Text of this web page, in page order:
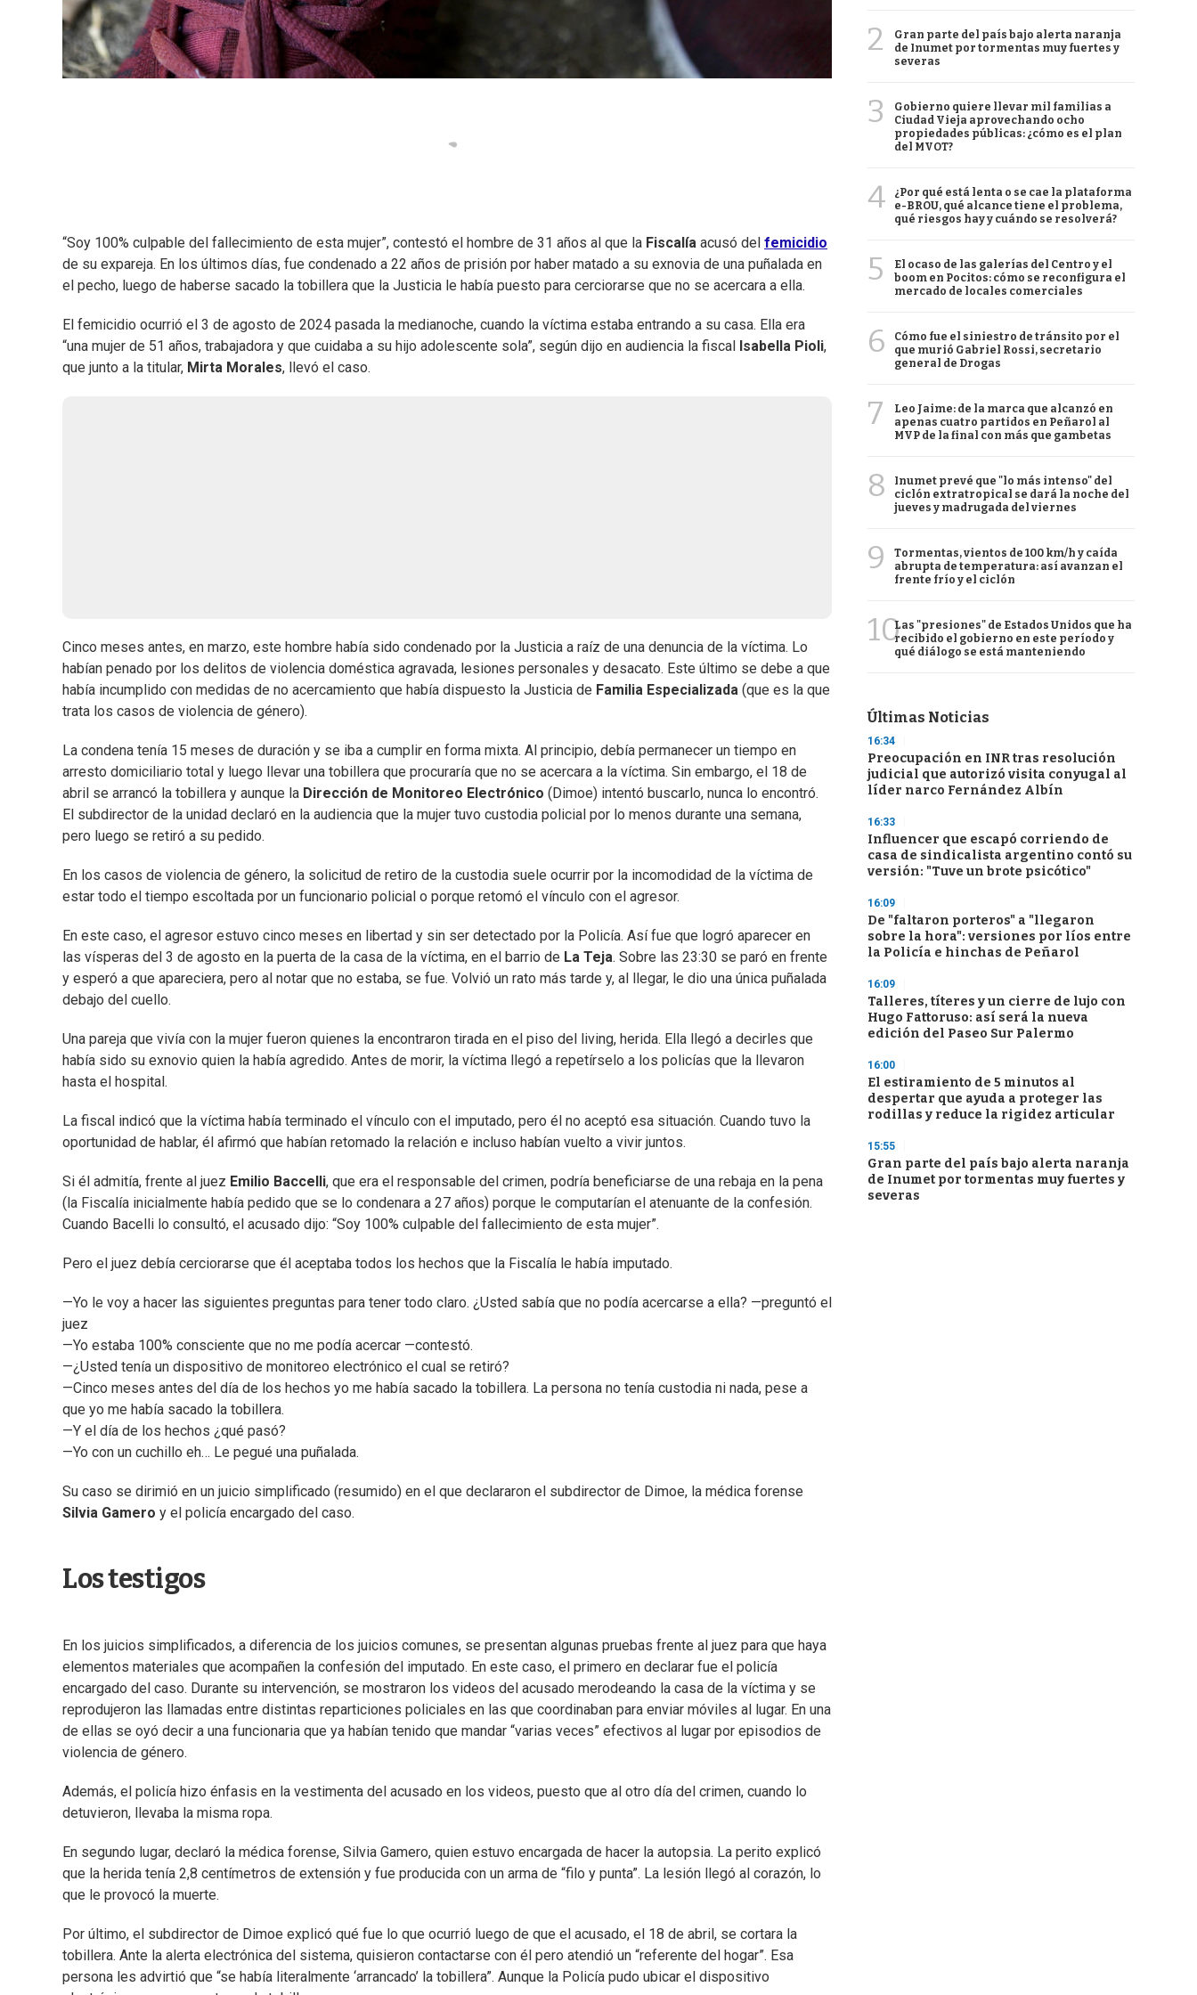
“Soy 100% culpable del fallecimiento de esta mujer”, contestó el hombre de 31 años al que la Fiscalía acusó del femicidio
de su expareja. En los últimos días, fue condenado a 22 años de prisión por haber matado a su exnovia de una puñalada en
el pecho, luego de haberse sacado la tobillera que la Justicia le había puesto para cerciorarse que no se acercara a ella.
El femicidio ocurrió el 3 de agosto de 2024 pasada la medianoche, cuando la víctima estaba entrando a su casa. Ella era
“una mujer de 51 años, trabajadora y que cuidaba a su hijo adolescente sola”, según dijo en audiencia la fiscal
Isabella Pioli,
que junto a la titular, Mirta Morales, llevó el caso.
Cinco meses antes, en marzo, este hombre había sido condenado por la Justicia a raíz de una denuncia de la víctima. Lo
habían penado por los delitos de violencia doméstica agravada, lesiones personales y desacato. Este último se debe a que
había incumplido con medidas de no acercamiento que había dispuesto la Justicia de Familia Especializada (que es la que
trata los casos de violencia de género).
La condena tenía 15 meses de duración y se iba a cumplir en forma mixta. Al principio, debía permanecer un tiempo en
arresto domiciliario total y luego llevar una tobillera que procuraría que no se acercara a la víctima. Sin embargo, el 18 de
abril se arrancó la tobillera y aunque la Dirección de Monitoreo Electrónico (Dimoe) intentó buscarlo, nunca lo encontró.
El subdirector de la unidad declaró en la audiencia que la mujer tuvo custodia policial por lo menos durante una semana,
pero luego se retiró a su pedido.
En los casos de violencia de género, la solicitud de retiro de la custodia suele ocurrir por la incomodidad de la víctima de
estar todo el tiempo escoltada por un funcionario policial o porque retomó el vínculo con el agresor.
En este caso, el agresor estuvo cinco meses en libertad y sin ser detectado por la Policía. Así fue que logró aparecer en
las vísperas del 3 de agosto en la puerta de la casa de la víctima, en el barrio de La Teja. Sobre las 23:30 se paró en frente
y esperó a que apareciera, pero al notar que no estaba, se fue. Volvió un rato más tarde y, al llegar, le dio una única puñalada
debajo del cuello.
Una pareja que vivía con la mujer fueron quienes la encontraron tirada en el piso del living, herida. Ella llegó a decirles que
había sido su exnovio quien la había agredido. Antes de morir, la víctima llegó a repetírselo a los policías que la llevaron
hasta el hospital.
La fiscal indicó que la víctima había terminado el vínculo con el imputado, pero él no aceptó esa situación. Cuando tuvo la
oportunidad de hablar, él afirmó que habían retomado la relación e incluso habían vuelto a vivir juntos.
Si él admitía, frente al juez Emilio Baccelli, que era el responsable del crimen, podría beneficiarse de una rebaja en la pena
(la Fiscalía inicialmente había pedido que se lo condenara a 27 años) porque le computarían el atenuante de la confesión.
Cuando Bacelli lo consultó, el acusado dijo: “Soy 100% culpable del fallecimiento de esta mujer”.
Pero el juez debía cerciorarse que él aceptaba todos los hechos que la Fiscalía le había imputado.
—Yo le voy a hacer las siguientes preguntas para tener todo claro. ¿Usted sabía que no podía acercarse a ella? —preguntó el
juez
—Yo estaba 100% consciente que no me podía acercar —contestó.
—¿Usted tenía un dispositivo de monitoreo electrónico el cual se retiró?
—Cinco meses antes del día de los hechos yo me había sacado la tobillera. La persona no tenía custodia ni nada, pese a
que yo me había sacado la tobillera.
—Y el día de los hechos ¿qué pasó?
—Yo con un cuchillo eh… Le pegué una puñalada.
Su caso se dirimió en un juicio simplificado (resumido) en el que declararon el subdirector de Dimoe, la médica forense
Silvia Gamero y el policía encargado del caso.
Los testigos
En los juicios simplificados, a diferencia de los juicios comunes, se presentan algunas pruebas frente al juez para que haya
elementos materiales que acompañen la confesión del imputado. En este caso, el primero en declarar fue el policía
encargado del caso. Durante su intervención, se mostraron los videos del acusado merodeando la casa de la víctima y se
reprodujeron las llamadas entre distintas reparticiones policiales en las que coordinaban para enviar móviles al lugar. En una
de ellas se oyó decir a una funcionaria que ya habían tenido que mandar “varias veces” efectivos al lugar por episodios de
violencia de género.
Además, el policía hizo énfasis en la vestimenta del acusado en los videos, puesto que al otro día del crimen, cuando lo
detuvieron, llevaba la misma ropa.
En segundo lugar, declaró la médica forense, Silvia Gamero, quien estuvo encargada de hacer la autopsia. La perito explicó
que la herida tenía 2,8 centímetros de extensión y fue producida con un arma de “filo y punta”. La lesión llegó al corazón, lo
que le provocó la muerte.
Por último, el subdirector de Dimoe explicó qué fue lo que ocurrió luego de que el acusado, el 18 de abril, se cortara la
tobillera. Ante la alerta electrónica del sistema, quisieron contactarse con él pero atendió un “referente del hogar”. Esa
persona les advirtió que “se había literalmente ‘arrancado’ la tobillera”. Aunque la Policía pudo ubicar el dispositivo
2
Gran parte del país bajo alerta naranja
de Inumet por tormentas muy fuertes y
severas
3
Gobierno quiere llevar mil familias a
Ciudad Vieja aprovechando ocho
propiedades públicas: ¿cómo es el plan
del MVOT?
4
¿Por qué está lenta o se cae la plataforma
e-BROU, qué alcance tiene el problema,
qué riesgos hay y cuándo se resolverá?
5
El ocaso de las galerías del Centro y el
boom en Pocitos: cómo se reconfigura el
mercado de locales comerciales
6
Cómo fue el siniestro de tránsito por el
que murió Gabriel Rossi, secretario
general de Drogas
7
Leo Jaime: de la marca que alcanzó en
apenas cuatro partidos en Peñarol al
MVP de la final con más que gambetas
8
Inumet prevé que "lo más intenso" del
ciclón extratropical se dará la noche del
jueves y madrugada del viernes
9
Tormentas, vientos de 100 km/h y caída
abrupta de temperatura: así avanzan el
frente frío y el ciclón
10Las "presiones" de Estados Unidos que ha
recibido el gobierno en este período y
qué diálogo se está manteniendo
Últimas Noticias
16:34
Preocupación en INR tras resolución
judicial que autorizó visita conyugal al
líder narco Fernández Albín
16:33
Influencer que escapó corriendo de
casa de sindicalista argentino contó su
versión: "Tuve un brote psicótico"
16:09
De "faltaron porteros" a "llegaron
sobre la hora": versiones por líos entre
la Policía e hinchas de Peñarol
16:09
Talleres, títeres y un cierre de lujo con
Hugo Fattoruso: así será la nueva
edición del Paseo Sur Palermo
16:00
El estiramiento de 5 minutos al
despertar que ayuda a proteger las
rodillas y reduce la rigidez articular
15:55
Gran parte del país bajo alerta naranja
de Inumet por tormentas muy fuertes y
severas